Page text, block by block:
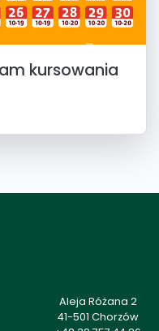
kursowania
Aleja Różana 2
41-501 Chorzów